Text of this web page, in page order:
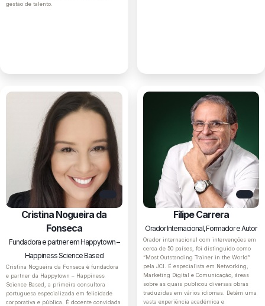
gestão de talento.
Cristina Nogueira da
Fonseca
Fundadora e partner em Happytown –
Happiness Science Based
Cristina Nogueira da Fonseca é fundadora
e partner da Happytown – Happiness
Science Based, a primeira consultora
portuguesa especializada em felicidade
corporativa e pública. É docente convidada
Filipe Carrera
Orador Internacional, Formador e Autor
Orador internacional com intervenções em
cerca de 50 países, foi distinguido como
“Most Outstanding Trainer in the World”
pela JCI. É especialista em Networking,
Marketing Digital e Comunicação, áreas
sobre as quais publicou diversas obras
traduzidas em vários idiomas. Detém uma
vasta experiência académica e